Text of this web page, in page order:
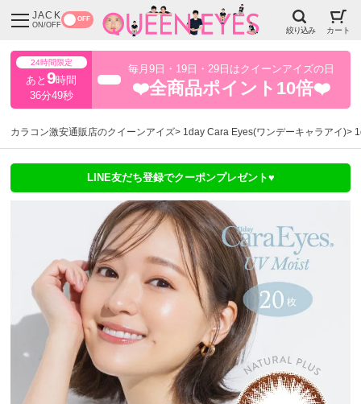
JACK
ON/OFF
OFF
絞り込み カート
24時間限定
あと9時間
36分47秒
毎月9日・19日・29日はクイーンアイズの日
❤️全商品ポイント10倍❤️
カラコン激安通販店のクイーンアイズ 1day Cara Eyes(ワンデーキャラアイ)
LINE友だち登録でクーポンプレゼント♥